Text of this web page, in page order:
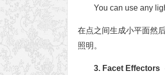
You can use any
在点之间生成小平面然
照明。
3. Facet Effectors